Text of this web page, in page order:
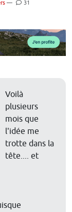
— 31
Voilà
plusieurs
mois que
l'idée me
trotte dans la
tête.... et